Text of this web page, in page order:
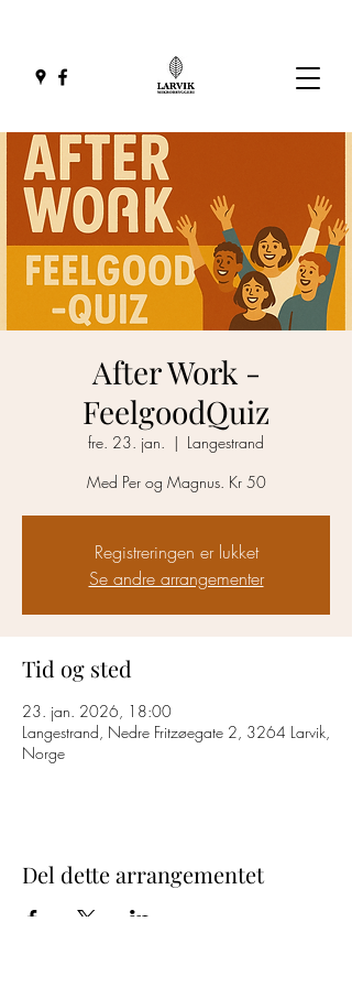
After Work -
FeelgoodQuiz
fre. 23. jan.
  |
Langestrand
Med Per og Magnus. Kr 50
Registreringen er lukket
Se andre arrangementer
Tid og sted
23. jan. 2026, 18:00
Langestrand, Nedre Fritzøegate 2, 3264 Larvik,
Norge
Del dette arrangementet